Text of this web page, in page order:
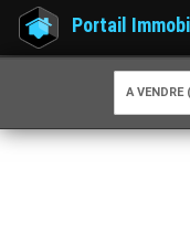
Portail
A VENDRE